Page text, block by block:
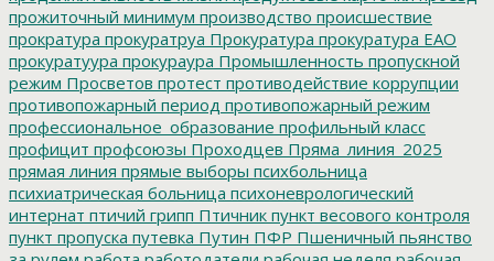
прожиточный минимум производство происшествие
прократура прокуратруа Прокуратура прокуратура ЕАО
прокуратуура прокураура Промышленность пропускной
режим Просветов протест противодействие коррупции
противопожарный период противопожарный режим
профессиональное_образование профильный класс
профицит профсоюзы Проходцев Пряма_линия_2025
прямая линия прямые выборы психбольница
психиатрическая больница психоневрологический
интернат птичий грипп Птичник пункт весового контроля
пункт пропуска путевка Путин ПФР Пшеничный пьянство